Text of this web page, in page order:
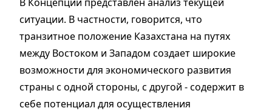
ситуации. В частности, говорится, что
транзитное положение Казахстана на путях
между Востоком и Западом создает широкие
возможности для экономического развития
страны с одной стороны, с другой - содержит в
себе потенциал для осуществления